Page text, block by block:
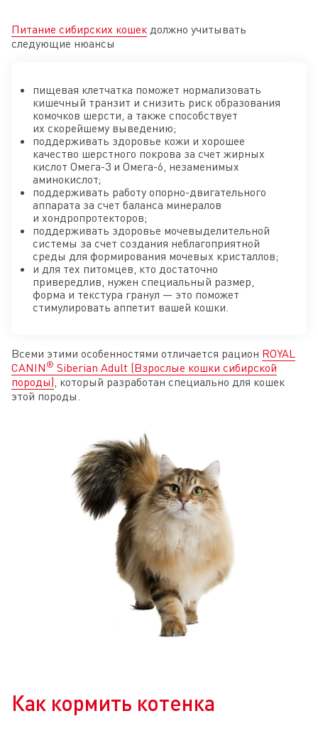
Питание сибирских кошек должно учитывать
следующие нюансы
пищевая клетчатка поможет нормализовать
кишечный транзит и снизить риск образования
комочков шерсти, а также способствует
их скорейшему выведению;
поддерживать здоровье кожи и хорошее
качество шерстного покрова за счет жирных
кислот Омега-3 и Омега-6, незаменимых
аминокислот;
поддерживать работу опорно-двигательного
аппарата за счет баланса минералов
и хондропротекторов;
поддерживать здоровье мочевыделительной
системы за счет создания неблагоприятной
среды для формирования мочевых кристаллов;
и для тех питомцев, кто достаточно
привередлив, нужен специальный размер,
форма и текстура гранул — это поможет
стимулировать аппетит вашей кошки.
Всеми этими особенностями отличается рацион ROYAL
CANIN ® Siberian Adult (Взрослые кошки сибирской
породы) , который разработан специально для кошек
этой породы.
Как кормить котенка